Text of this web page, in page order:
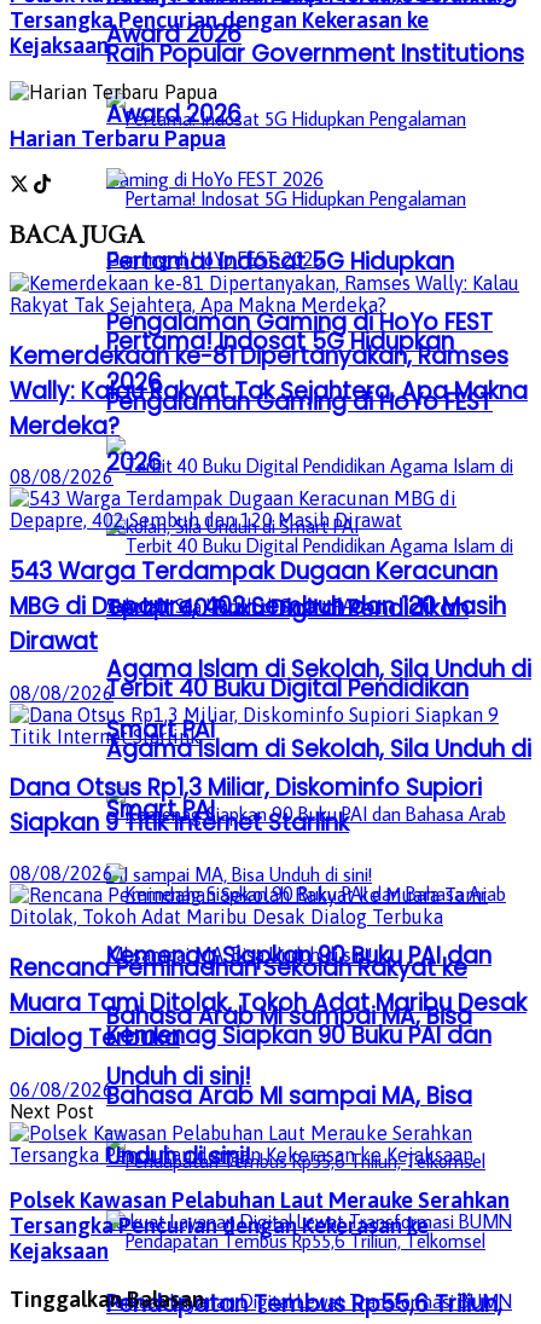
Award 2026
Pertama! Indosat 5G Hidupkan
Pengalaman Gaming di HoYo FEST
2026
Terbit 40 Buku Digital Pendidikan
Agama Islam di Sekolah, Sila Unduh di
Smart PAI
Kemenag Siapkan 90 Buku PAI dan
Bahasa Arab MI sampai MA, Bisa
Unduh di sini!
Pendapatan Tembus Rp55,6 Triliun,
Raih Popular Government Institutions
Award 2026
Pertama! Indosat 5G Hidupkan
Pengalaman Gaming di HoYo FEST
2026
Terbit 40 Buku Digital Pendidikan
Agama Islam di Sekolah, Sila Unduh di
Smart PAI
Kemenag Siapkan 90 Buku PAI dan
Bahasa Arab MI sampai MA, Bisa
Unduh di sini!
Tersangka Pencurian dengan Kekerasan ke
Kejaksaan
Harian Terbaru Papua
BACAJUGA
Kemerdekaan ke-81 Dipertanyakan, Ramses
Wally: Kalau Rakyat Tak Sejahtera, Apa Makna
Merdeka?
08/08/2026
543 Warga Terdampak Dugaan Keracunan
MBG di Depapre, 402 Sembuh dan 120 Masih
Dirawat
08/08/2026
Dana Otsus Rp1,3 Miliar, Diskominfo Supiori
Siapkan 9 Titik Internet Starlink
08/08/2026
Rencana Pemindahan Sekolah Rakyat ke
Muara Tami Ditolak, Tokoh Adat Maribu Desak
Dialog Terbuka
06/08/2026
Next Post
Polsek Kawasan Pelabuhan Laut Merauke Serahkan
Tersangka Pencurian dengan Kekerasan ke
Kejaksaan
Tinggalkan Balasan